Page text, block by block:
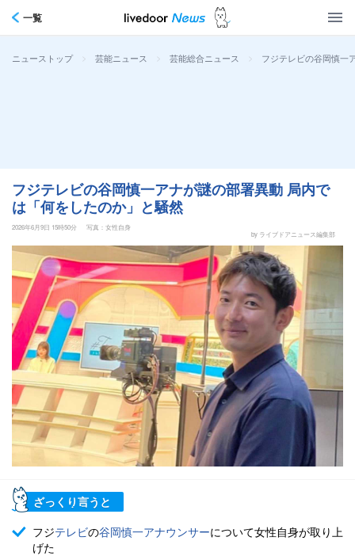
一覧
ニューストップ > 芸能ニュース > 芸能総合ニュース > フジテレビの谷岡慎一
フジテレビの谷岡慎一アナが謎の部署異動 局内で
は「何をしたのか」と騒然
2026年6月9日 15時50分
写真：女性自身
by ライブドアニュース編集部
ざっくり言うと
フジテレビの谷岡慎一アナウンサーについて女性自身が取り上
げた